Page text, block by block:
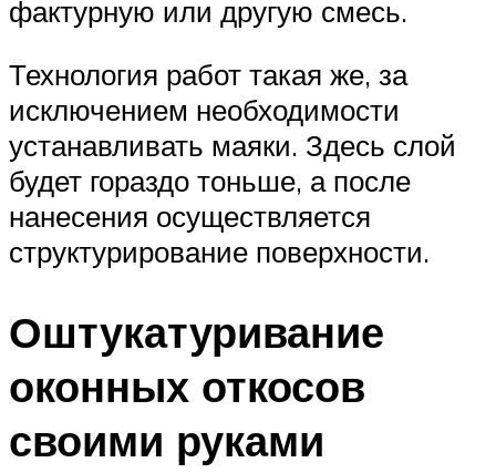
фактурную или другую смесь.
Технология работ такая же, за
исключением необходимости
устанавливать маяки. Здесь слой
будет гораздо тоньше, а после
нанесения осуществляется
структурирование поверхности.
Оштукатуривание
оконных откосов
своими руками